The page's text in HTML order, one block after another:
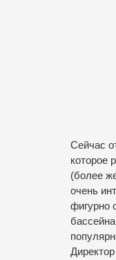
Сейчас
которое
(более
очень
фигурно